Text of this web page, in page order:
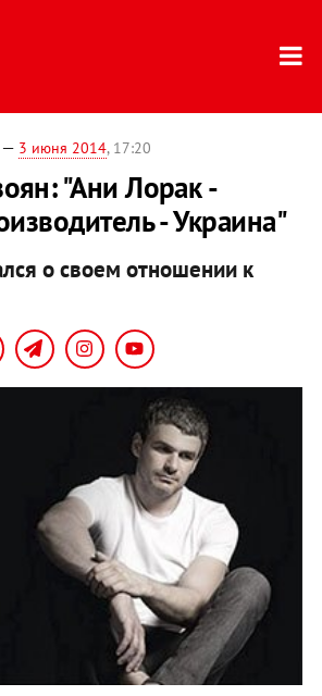
— 3 июня 2014, 17:20
"Ани Лорак -
- Украина"
о своем отношении к